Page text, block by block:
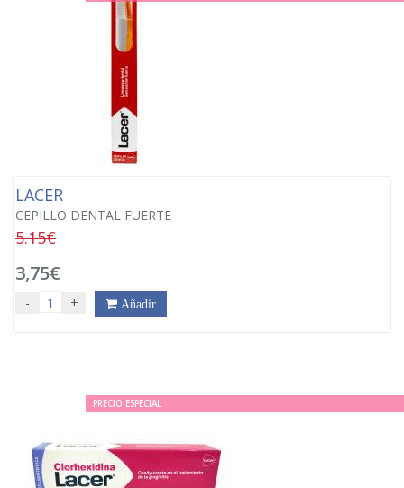
LACER
CEPILLO DENTAL FUERTE
5.15€
3,75€
- + Añadir
PRECIO ESPECIAL